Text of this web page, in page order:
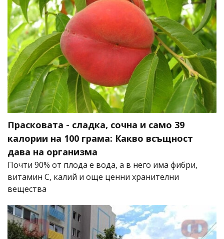
Прасковата - сладка, сочна и само 39
калории на 100 грама: Какво всъщност
дава на организма
Почти 90% от плода е вода, а в него има фибри,
витамин C, калий и още ценни хранителни
вещества